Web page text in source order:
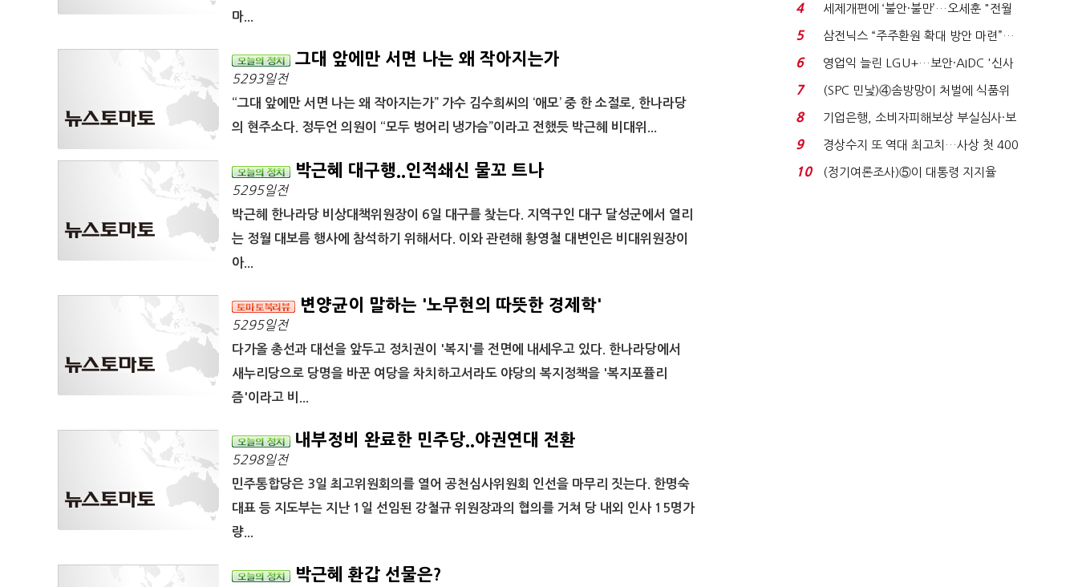
마...
그대 앞에만 서면 나는 왜 작아지는가
5293일전
“그대 앞에만 서면 나는 왜 작아지는가” 가수 김수희씨의 ‘애모’ 중 한 소절로, 한나라당
의 현주소다. 정두언 의원이 “모두 벙어리 냉가슴”이라고 전했듯 박근혜 비대위...
박근혜 대구행..인적쇄신 물꼬 트나
5295일전
박근혜 한나라당 비상대책위원장이 6일 대구를 찾는다. 지역구인 대구 달성군에서 열리
는 정월 대보름 행사에 참석하기 위해서다. 이와 관련해 황영철 대변인은 비대위원장이
아...
변양균이 말하는 '노무현의 따뜻한 경제학'
5295일전
다가올 총선과 대선을 앞두고 정치권이 '복지'를 전면에 내세우고 있다. 한나라당에서
새누리당으로 당명을 바꾼 여당을 차치하고서라도 야당의 복지정책을 '복지포퓰리
즘'이라고 비...
내부정비 완료한 민주당..야권연대 전환
5298일전
민주통합당은 3일 최고위원회의를 열어 공천심사위원회 인선을 마무리 짓는다. 한명숙
대표 등 지도부는 지난 1일 선임된 강철규 위원장과의 협의를 거쳐 당 내외 인사 15명가
량...
박근혜 환갑 선물은?
4
세제개편에 ‘불안·불만’…오세훈 "전월
세 구하기 더 ...
5
삼전닉스 “주주환원 확대 방안 마련”…
로이터에 성명...
6
영업익 늘린 LGU+…보안·AIDC '신사
업 드라이브'...
7
(SPC 민낯)④솜방망이 처벌에 식품위
생법 위반 반복...
8
기업은행, 소비자피해보상 부실심사·보
이스피싱 공시 ...
9
경상수지 또 역대 최고치…사상 첫 400
억달러에 '3% 성...
10
(정기여론조사)⑤이 대통령 지지율